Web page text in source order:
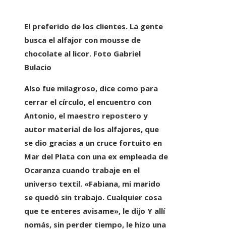
El preferido de los clientes. La gente
busca el alfajor con mousse de
chocolate al licor. Foto Gabriel
Bulacio
Also fue milagroso, dice como para
cerrar el círculo, el encuentro con
Antonio, el maestro repostero y
autor material de los alfajores, que
se dio gracias a un cruce fortuito en
Mar del Plata con una ex empleada de
Ocaranza cuando trabaje en el
universo textil. «Fabiana, mi marido
se quedó sin trabajo. Cualquier cosa
que te enteres avisame», le dijo Y allí
nomás, sin perder tiempo, le hizo una